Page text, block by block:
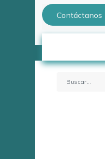
Contáctanos